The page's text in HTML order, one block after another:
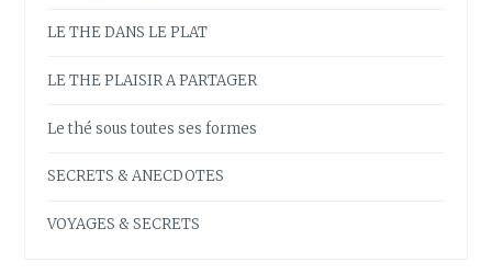
LE THE DANS LE PLAT
LE THE PLAISIR A PARTAGER
Le thé sous toutes ses formes
SECRETS & ANECDOTES
VOYAGES & SECRETS